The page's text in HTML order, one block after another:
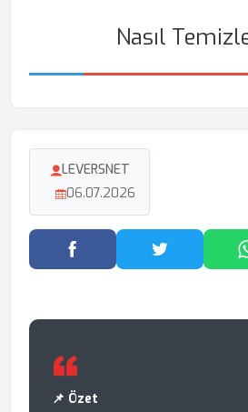
Nasıl
LEVERSNET
06.07.2026
Facebook'ta Paylaş
Twitter'da
📌 Özet